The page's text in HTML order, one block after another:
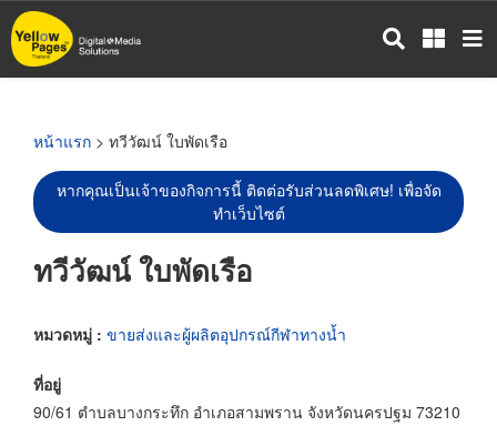
ข้าม
ไป
หน้าแรก > ทวีวัฒน์ ใบพัดเรือ
หากคุณเป็นเจ้าของกิจการนี้ ติดต่อรับส่วนลดพิเศษ! เพื่อจัด
ทำเว็บไซต์
ทวีวัฒน์ ใบพัดเรือ
หมวดหมู่ : ขายส่งและผู้ผลิตอุปกรณ์กีฬาทางน้ำ
ที่อยู่
90/61 ตำบลบางกระทึก อำเภอสามพราน จังหวัดนครปฐม 73210